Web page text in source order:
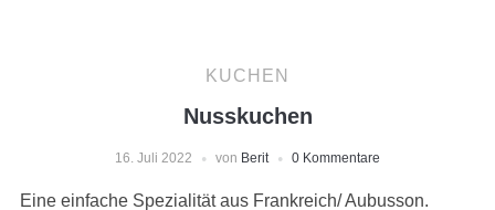
KUCHEN
Nusskuchen
16. Juli 2022 von Berit 0 Kommentare
Eine einfache Spezialität aus Frankreich/ Aubusson.